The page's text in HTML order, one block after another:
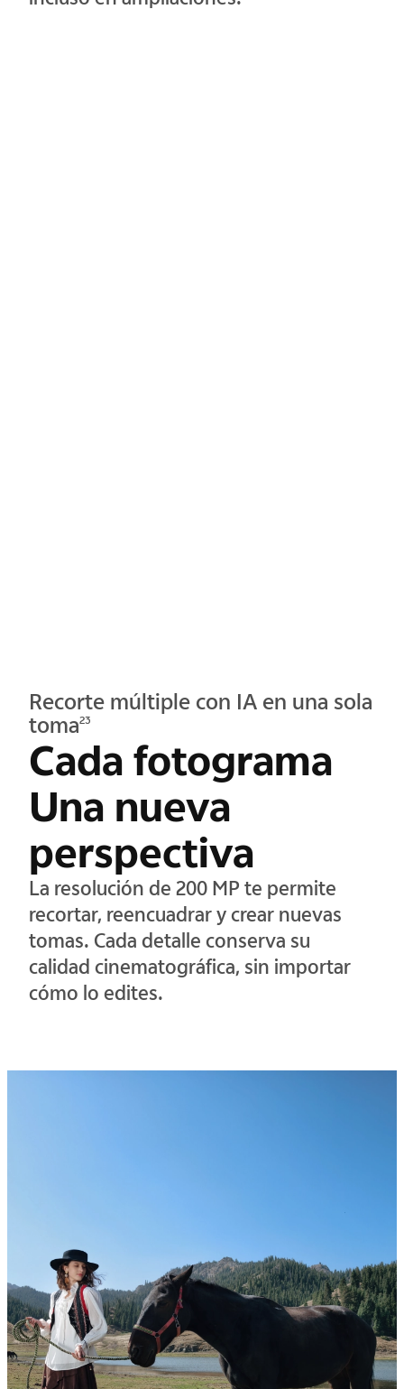
Recorte múltiple con IA en una sola
toma23
Cada fotograma
Una nueva
perspectiva
La resolución de 200 MP te permite
recortar, reencuadrar y crear nuevas
tomas. Cada detalle conserva su
calidad cinematográfica, sin importar
cómo lo edites.